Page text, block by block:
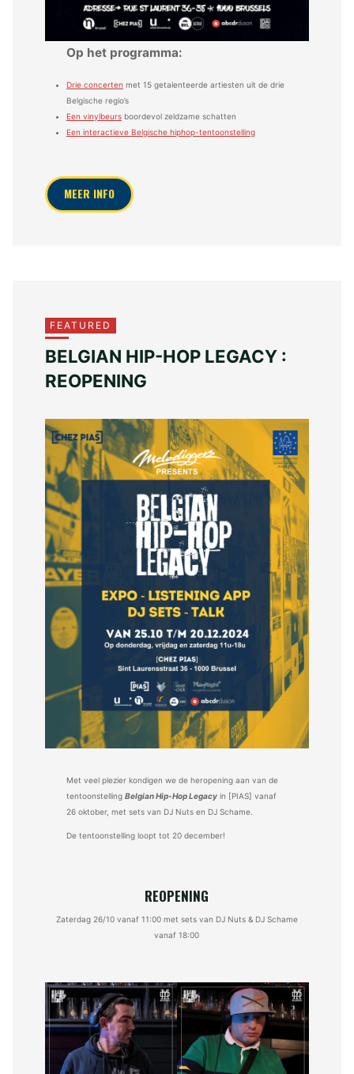
Op het programma:
Drie concerten met 15 getalenteerde artiesten uit de drie
Belgische regio’s
Een vinylbeursboordevol zeldzame schatten
Een interactieve Belgische hiphop-tentoonstelling
MEER INFO
FEATURED
BELGIAN HIP-HOP LEGACY :
REOPENING
Met veel plezier kondigen we de heropening aan van de
tentoonstelling Belgian Hip-Hop Legacyin [PIAS] vanaf
26 oktober, met sets van DJ Nuts en DJ Schame.
De tentoonstelling loopt tot 20 december!
REOPENING
Zaterdag 26/10 vanaf 11:00 met sets van DJ Nuts & DJ Schame
vanaf 18:00